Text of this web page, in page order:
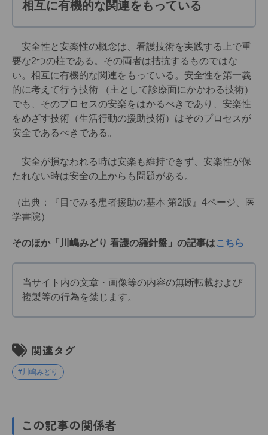
相互に有機的な関連をもっている
安全性と安楽性の概念は、看護技術を実践する上で重
要な2つの柱である。その両者は拮抗するものではな
い。相互に有機的な関連をもっている。安全性を第一義
的に考えて行う技術 （主として診療面にかかわる技術）
でも、そのプロセスの安楽をはかるべきであり、安楽性
をめざす技術（生活行動の援助技術）はそのプロセスが
安全であるべきである。
安全が損なわれる時は安楽も維持できず、安楽性が保
たれない時は安全の上からも問題がある。
（出典：『目でみる患者援助の基本 第2版』4ページ、医
学書院）
そのほか「川嶋みどり 看護の羅針盤」の記事はこちら
当サイト内の文章・画像等の内容の無断転載および
複製等の行為を禁じます。
関連タグ
#川嶋みどり
この記事の関係者